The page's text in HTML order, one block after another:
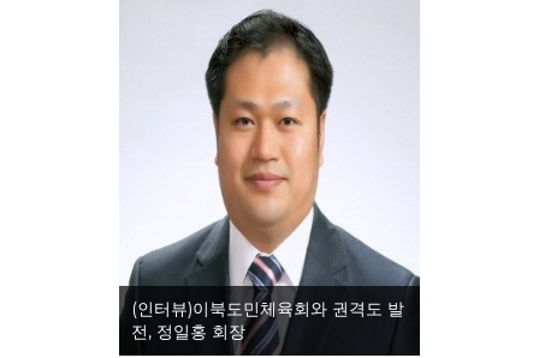
(인터뷰)이북도민체육회와 권격도 발
전, 정일홍 회장